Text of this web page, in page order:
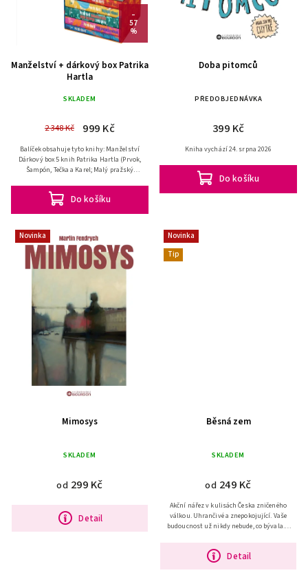
–
57
%
Manželství + dárkový box Patrika
Hartla
SKLADEM
2 348 Kč 999 Kč
Do košíku
Balíček obsahuje tyto knihy: Manželství
Dárkový box 5 knih Patrika Hartla (Prvok,
Šampón, Tečka a Karel; Malý pražský
Doba pitomců
PŘEDOBJEDNÁVKA
399 Kč
Do košíku
Kniha vychází 24. srpna 2026
Novinka
Mimosys
SKLADEM
od 299 Kč
Detail
Novinka
Tip
Běsná zem
SKLADEM
od 249 Kč
Detail
Akční nářez v kulisách Česka zničeného
válkou. Uhrančivé a znepokojující. Vaše
budoucnost už nikdy nebude, co bývala. –